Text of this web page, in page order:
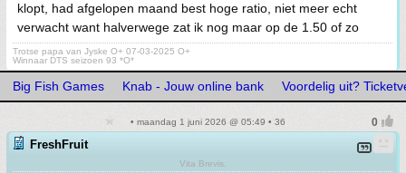
klopt, had afgelopen maand best hoge ratio, niet meer echt
verwacht want halverwege zat ik nog maar op de 1.50 of zo
Trotse papa van Jyske O+ 07-03-2025 O+
Winnaar DTS seizoen 93 *O*
Big Fish Games Knab - Jouw online bank Voordelig uit?
• maandag 1 juni 2026 @ 05:49 • 36
FreshFruit
Vita Brevis.